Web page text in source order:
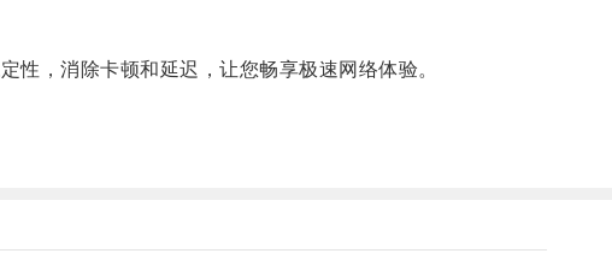
，消除卡顿和延迟，让您畅享极速网络体验。